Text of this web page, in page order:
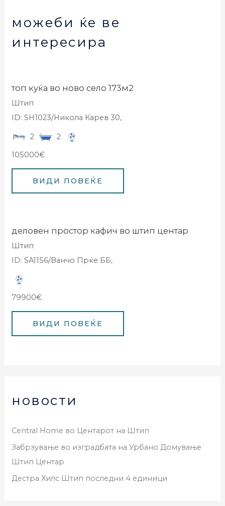
можеби ќе ве
интересира
топ куќа во ново село 173м2
Штип
ID: SH1023/Никола Карев 30,
2 2
105000€
деловен простор кафич во штип центар
Штип
ID: SA1156/Ванчо Прќе ББ,
79900€
новости
Central Home во Центарот на Штип
Забрзување во изградбата на Урбано Домување
Штип Центар
Дестра Хилс Штип последни 4 единици